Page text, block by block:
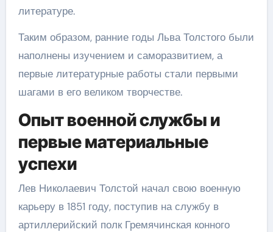
литературе.
Таким образом, ранние годы Льва Толстого были
наполнены изучением и саморазвитием, а
первые литературные работы стали первыми
шагами в его великом творчестве.
Опыт военной службы и
первые материальные
успехи
Лев Николаевич Толстой начал свою военную
карьеру в 1851 году, поступив на службу в
артиллерийский полк Гремячинская конного